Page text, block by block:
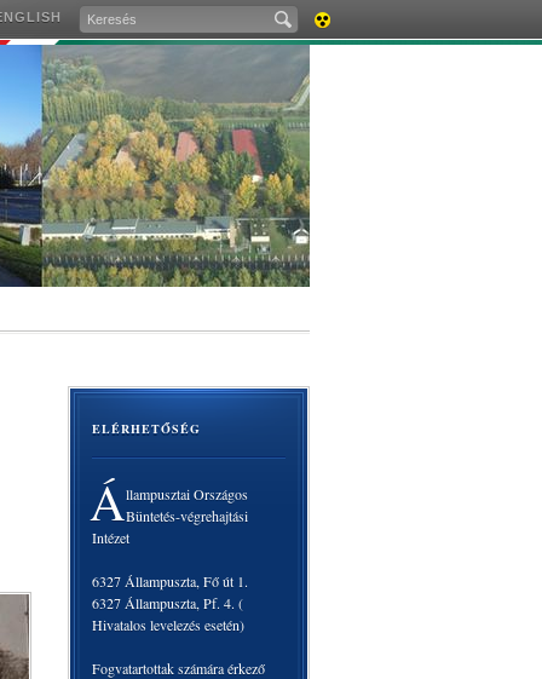
ELÉRHETŐSÉG
Állampusztai Országos
Büntetés-végrehajtási
Intézet
6327 Állampuszta, Fő út 1.
6327 Állampuszta, Pf. 4. (
Hivatalos levelezés esetén)
Fogvatartottak számára érkező